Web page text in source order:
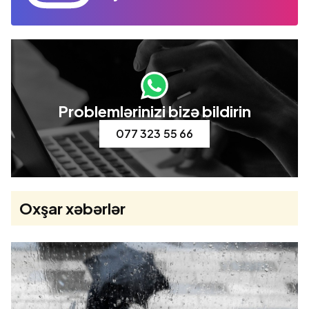
Problemlərinizi bizə bildirin
077 323 55 66
Oxşar xəbərlər